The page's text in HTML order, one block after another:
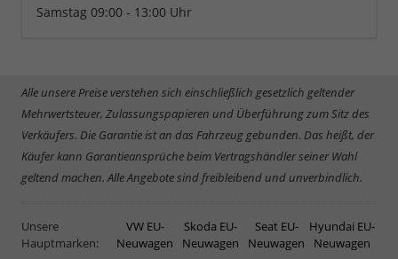
Samstag 09:00 - 13:00 Uhr
Alle unsere Preise verstehen sich einschließlich gesetzlich geltender
Mehrwertsteuer, Zulassungspapieren und Überführung zum Sitz des
Verkäufers. Die Garantie ist an das Fahrzeug gebunden. Das heißt, der
Käufer kann Garantieansprüche beim Vertragshändler seiner Wahl
geltend machen. Alle Angebote sind freibleibend und unverbindlich.
Unsere
Hauptmarken:
VW EU-
Neuwagen
Skoda EU-
Neuwagen
Seat EU-
Neuwagen
Hyundai EU-
Neuwagen